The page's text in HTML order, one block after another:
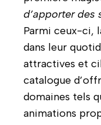
d’apporter des
Parmi ceux-ci,
dans leur
attractives et
catalogue
domaines tels
animations